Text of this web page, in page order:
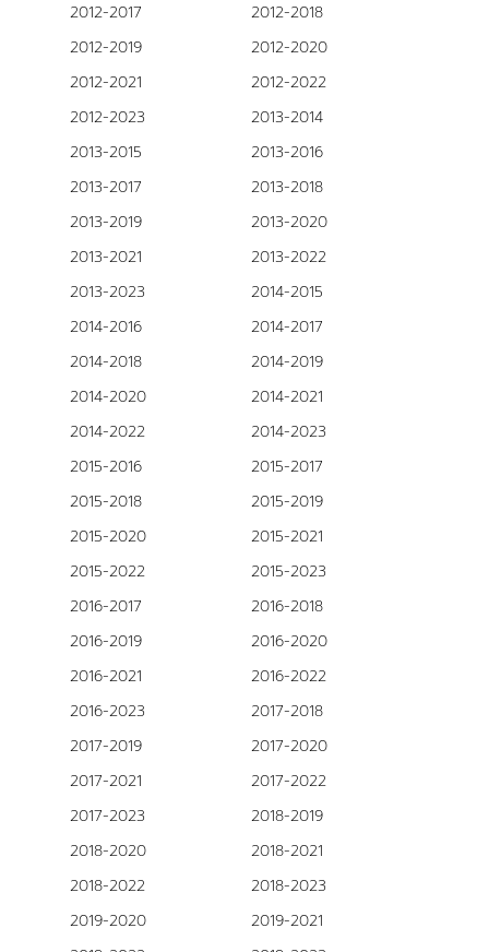
2012-2017
2012-2018
2012-2019
2012-2020
2012-2021
2012-2022
2012-2023
2013-2014
2013-2015
2013-2016
2013-2017
2013-2018
2013-2019
2013-2020
2013-2021
2013-2022
2013-2023
2014-2015
2014-2016
2014-2017
2014-2018
2014-2019
2014-2020
2014-2021
2014-2022
2014-2023
2015-2016
2015-2017
2015-2018
2015-2019
2015-2020
2015-2021
2015-2022
2015-2023
2016-2017
2016-2018
2016-2019
2016-2020
2016-2021
2016-2022
2016-2023
2017-2018
2017-2019
2017-2020
2017-2021
2017-2022
2017-2023
2018-2019
2018-2020
2018-2021
2018-2022
2018-2023
2019-2020
2019-2021